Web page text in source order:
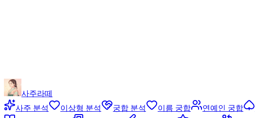
사주라떼
사주 분석
이상형 분석 궁합 분석 이름 궁합 연예인 궁합